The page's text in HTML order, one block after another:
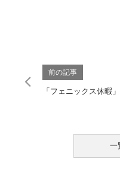
前の記事
「フェニックス休暇」
一